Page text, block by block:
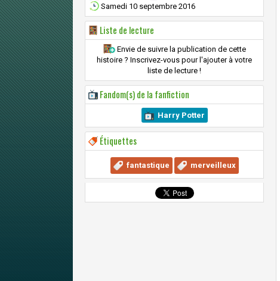
Samedi 10 septembre 2016
Liste de lecture
Envie de suivre la publication de cette
histoire ? Inscrivez-vous pour l'ajouter à votre
liste de lecture !
Fandom(s) de la fanfiction
Harry Potter
Étiquettes
fantastique merveilleux